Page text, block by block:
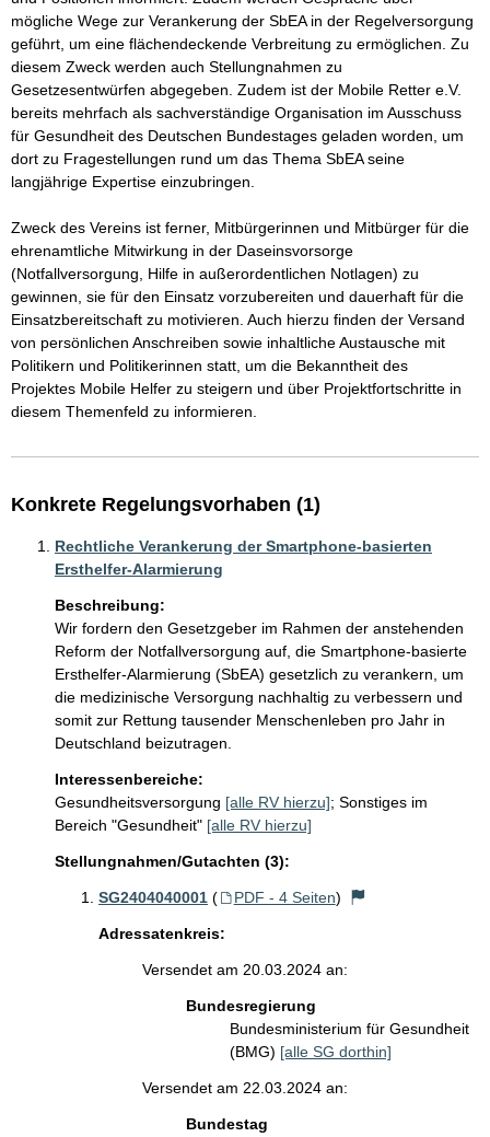
mögliche Wege zur Verankerung der SbEA in der Regelversorgung
geführt, um eine flächendeckende Verbreitung zu ermöglichen. Zu
diesem Zweck werden auch Stellungnahmen zu
Gesetzesentwürfen abgegeben. Zudem ist der Mobile Retter e.V.
bereits mehrfach als sachverständige Organisation im Ausschuss
für Gesundheit des Deutschen Bundestages geladen worden, um
dort zu Fragestellungen rund um das Thema SbEA seine
langjährige Expertise einzubringen.
Zweck des Vereins ist ferner, Mitbürgerinnen und Mitbürger für die
ehrenamtliche Mitwirkung in der Daseinsvorsorge
(Notfallversorgung, Hilfe in außerordentlichen Notlagen) zu
gewinnen, sie für den Einsatz vorzubereiten und dauerhaft für die
Einsatzbereitschaft zu motivieren. Auch hierzu finden der Versand
von persönlichen Anschreiben sowie inhaltliche Austausche mit
Politikern und Politikerinnen statt, um die Bekanntheit des
Projektes Mobile Helfer zu steigern und über Projektfortschritte in
Konkrete Regelungsvorhaben (1)
Rechtliche Verankerung der Smartphone-basierten
Ersthelfer-Alarmierung
Beschreibung:
Wir fordern den Gesetzgeber im Rahmen der anstehenden
Reform der Notfallversorgung auf, die Smartphone-basierte
Ersthelfer-Alarmierung (SbEA) gesetzlich zu verankern, um
die medizinische Versorgung nachhaltig zu verbessern und
somit zur Rettung tausender Menschenleben pro Jahr in
Deutschland beizutragen.
Interessenbereiche:
Gesundheitsversorgung [alle RV hierzu]; Sonstiges im
Bereich "Gesundheit" [alle RV hierzu]
Stellungnahmen/Gutachten (3):
SG2404040001 ( PDF - 4 Seiten)
Adressatenkreis:
Versendet am 20.03.2024 an:
Bundesregierung
Bundesministerium für Gesundheit
(BMG) [alle SG dorthin]
Versendet am 22.03.2024 an:
Bundestag